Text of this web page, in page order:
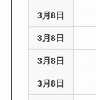
3月8日
3月8日
3月8日
3月8日